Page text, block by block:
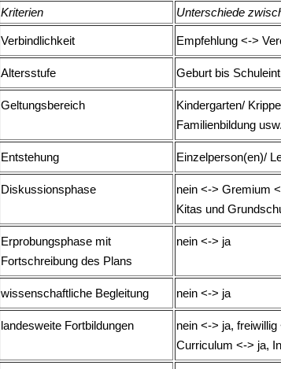
Kriterien Unterschiede
Verbindlichkeit Empfehlung <->
Altersstufe Geburt bis
Geltungsbereich
Kindergarten/
Familienbildung usw.
Entstehung Einzelperson(en)/
Diskussionsphase
nein <-> Gremium
Kitas und
Erprobungsphase mit
Fortschreibung des Plans
nein <-> ja
wissenschaftliche Begleitung nein <-> ja
landesweite Fortbildungen
nein <-> ja,
Curriculum <-> ja,